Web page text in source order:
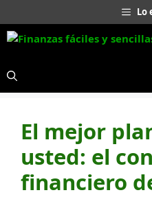
al
contenido
Lo
El mejor
usted: el
financiero